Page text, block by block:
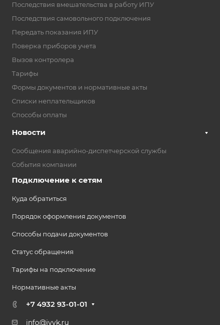
Последствия вмешательства в работу ИПУ
Последствия самовольного подключения
Передать показания ИПУ
Поверка приборов учета
Вызов контролера
Тарифы
Формы документов и нормативные акты
Списки неплательщиков
Способы оплаты
Новости
Сообщения аварийно-диспетчерской службы
События компании
Подключение к сетям
Куда обратиться
Порядок оформления документов
Способы подачи документов
Статус обращения
Тарифы на подключение
Нормативные акты
+7 4932 93-01-01
info@ivvk.ru